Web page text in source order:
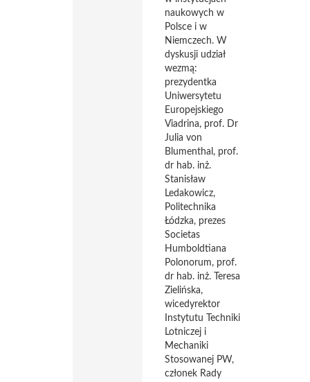
naukowych w
Polsce i w
Niemczech. W
dyskusji udział
wezmą:
prezydentka
Uniwersytetu
Europejskiego
Viadrina, prof. Dr
Julia von
Blumenthal, prof.
dr hab. inż.
Stanisław
Ledakowicz,
Politechnika
Łódzka, prezes
Societas
Humboldtiana
Polonorum, prof.
dr hab. inż. Teresa
Zielińska,
wicedyrektor
Instytutu Techniki
Lotniczej i
Mechaniki
Stosowanej PW,
członek Rady